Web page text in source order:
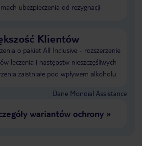
ubezpieczenia od rezygnacji
Klientów
o pakiet All Inclusive - rozszerzenie
leczenia i następstw nieszczęśliwych
zaistniałe pod wpływem alkoholu
Dane Mondial Assistance
wariantów ochrony»